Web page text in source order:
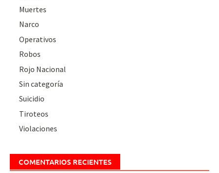
Muertes
Narco
Operativos
Robos
Rojo Nacional
Sin categoría
Suicidio
Tiroteos
Violaciones
COMENTARIOS RECIENTES